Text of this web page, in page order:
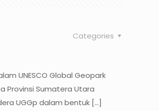
Categories
UNESCO Global Geopark
Provinsi Sumatera Utara
UGGp dalam bentuk[…]